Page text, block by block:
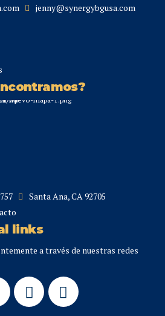
jenny@synergybgusa.com
Santa Ana, CA 92705
links
a través de nuestras redes